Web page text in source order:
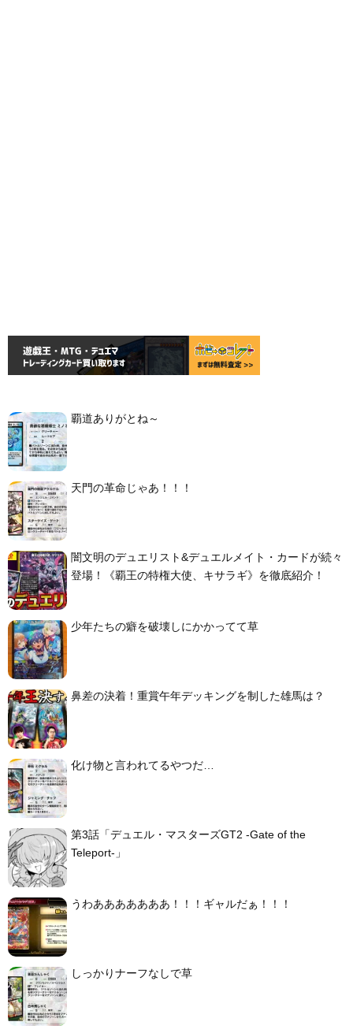
覇道ありがとね～
天門の革命じゃあ！！！
闇文明のデュエリスト&デュエルメイト・カードが続々
登場！《覇王の特権大使、キサラギ》を徹底紹介！
少年たちの癖を破壊しにかかってて草
鼻差の決着！重賞午年デッキングを制した雄馬は？
化け物と言われてるやつだ…
第3話「デュエル・マスターズGT2 -Gate of the
Teleport-」
うわあああああああ！！！ギャルだぁ！！！
しっかりナーフなしで草